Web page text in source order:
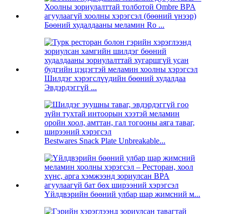
Бөөний худалдааны меламин Ro ...
Шилдэг хэрэгслүүдийн бөөний худалдаа
Эвдэрдэггүй ...
Bestwares Snack Plate Unbreakable...
Үйлдвэрийн бөөний улбар шар жимсний м...